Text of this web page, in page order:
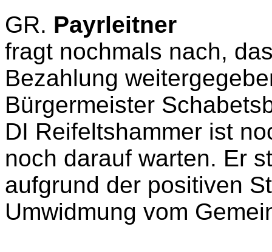
GR. Payrleitner
fragt nochmals nach,
Bezahlung
Bürgermeister
DI Reifeltshammer ist
noch darauf warten. Er
aufgrund der positiven
Umwidmung vom